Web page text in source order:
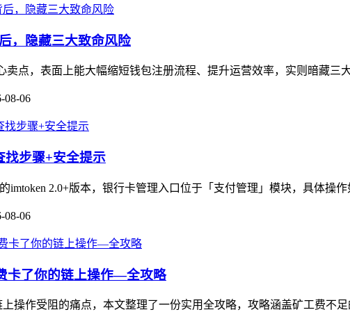
，隐藏三大致命风险
卖点，表面上能大幅缩短钱包注册流程、提升运营效率，实则暗藏
08-06
找步骤+安全提示
imtoken 2.0+版本，银行卡管理入口位于「支付管理」模块，具体操
08-06
卡了你的链上操作—全攻略
操作受阻的痛点，本文整理了一份实用全攻略，攻略涵盖矿工费不